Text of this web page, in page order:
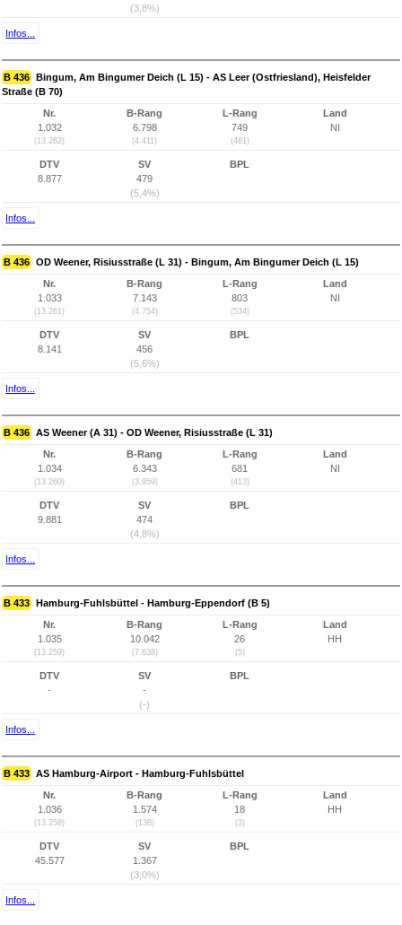
(3,8%)
Infos...
B 436 Bingum, Am Bingumer Deich (L 15) - AS Leer (Ostfriesland), Heisfelder
Straße (B 70)
Nr.
1.032
(13.262)
B-Rang
6.798
(4.411)
L-Rang
749
(481)
Land
NI
DTV
8.877
SV
479
(5,4%)
BPL
Infos...
B 436 OD Weener, Risiusstraße (L 31) - Bingum, Am Bingumer Deich (L 15)
Nr.
1.033
(13.261)
B-Rang
7.143
(4.754)
L-Rang
803
(534)
Land
NI
DTV
8.141
SV
456
(5,6%)
BPL
Infos...
B 436 AS Weener (A 31) - OD Weener, Risiusstraße (L 31)
Nr.
1.034
(13.260)
B-Rang
6.343
(3.959)
L-Rang
681
(413)
Land
NI
DTV
9.881
SV
474
(4,8%)
BPL
Infos...
B 433 Hamburg-Fuhlsbüttel - Hamburg-Eppendorf (B 5)
Nr.
1.035
(13.259)
B-Rang
10.042
(7.638)
L-Rang
26
(5)
Land
HH
DTV
-
SV
-
(-)
BPL
Infos...
B 433 AS Hamburg-Airport - Hamburg-Fuhlsbüttel
Nr.
1.036
(13.258)
B-Rang
1.574
(138)
L-Rang
18
(3)
Land
HH
DTV
45.577
SV
1.367
(3,0%)
BPL
Infos...